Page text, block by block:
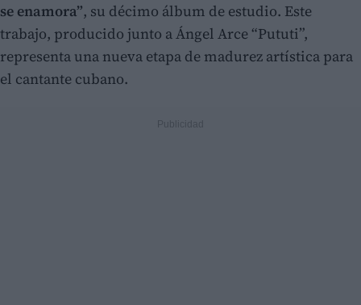
se enamora”, su décimo álbum de estudio. Este
trabajo, producido junto a Ángel Arce “Pututi”,
representa una nueva etapa de madurez artística para
el cantante cubano.